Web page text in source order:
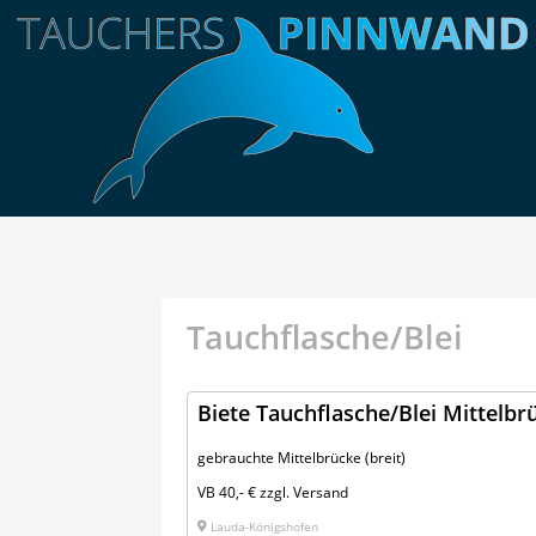
Tauchflasche/Blei
Biete Tauchflasche/Blei
gebrauchte Mittelbrücke (breit)
VB 40,- € zzgl. Versand
Lauda-Königshofen